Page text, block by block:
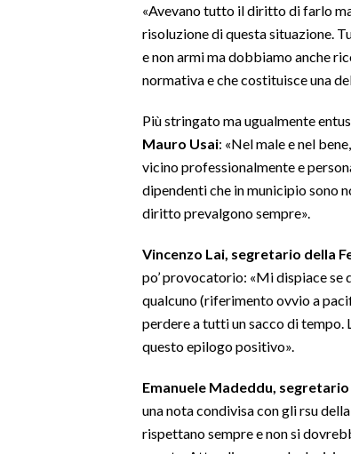
«Avevano tutto il diritto di farlo
risoluzione di questa situazione.
e non armi ma dobbiamo anche
normativa e che costituisce una
Più stringato ma ugualmente
Mauro Usai: «Nel male e nel
vicino professionalmente e
dipendenti che in municipio sono
diritto prevalgono sempre».
Vincenzo Lai, segretario della
po’ provocatorio: «Mi dispiace se
qualcuno (riferimento ovvio a
perdere a tutti un sacco di tempo.
questo epilogo positivo».
Emanuele Madeddu,
una nota condivisa con gli rsu
rispettano sempre e non si